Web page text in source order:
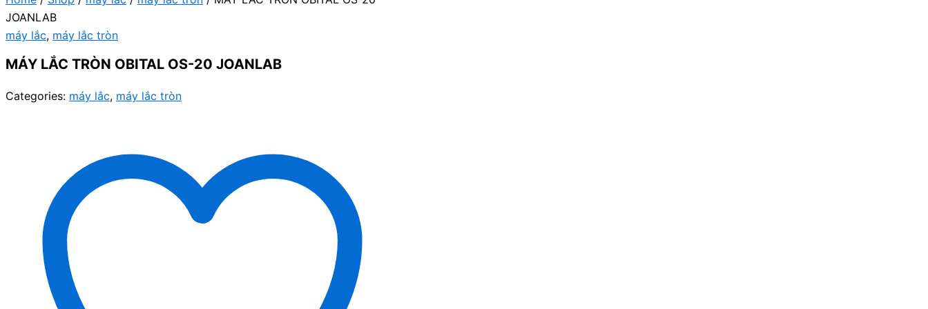
JOANLAB
máy lắc, máy lắc tròn
MÁY LẮC TRÒN OBITAL OS-20 JOANLAB
Categories: máy lắc, máy lắc tròn